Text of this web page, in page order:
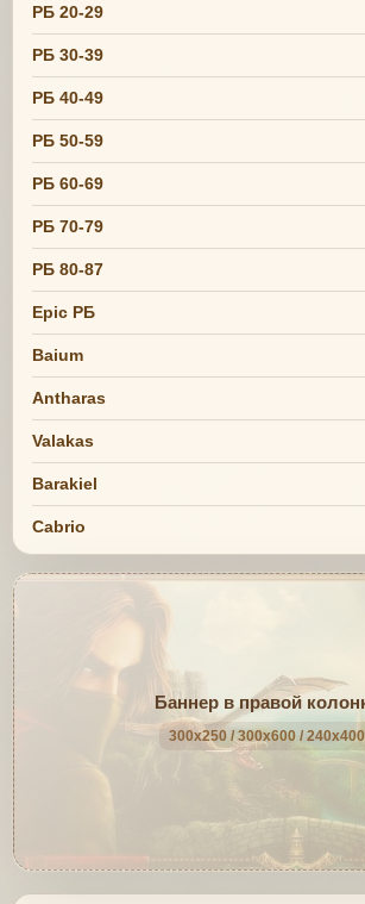
РБ 20-29
РБ 30-39
РБ 40-49
РБ 50-59
РБ 60-69
РБ 70-79
РБ 80-87
Epic РБ
Baium
Antharas
Valakas
Barakiel
Cabrio
Баннер в правой
300x250 / 300x600 / 240x400